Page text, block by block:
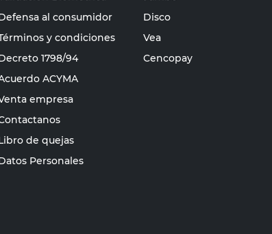
al consumidor
y condiciones
1798/94
ACYMA
empresa
de quejas
Personales
Disco
Vea
Cencopay